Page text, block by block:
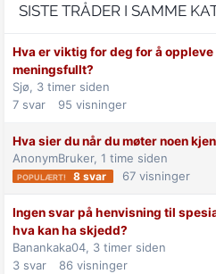
SISTE TRÅDER I SAMME
Hva er viktig for deg for å
meningsfullt?
Sjø, 3 timer siden
7 svar 95 visninger
Hva sier du når du møter noen
AnonymBruker, 1 time siden
8 svar 67 visninger
Ingen svar på henvisning til
hva kan ha skjedd?
Banankaka04, 3 timer siden
3 svar 86 visninger